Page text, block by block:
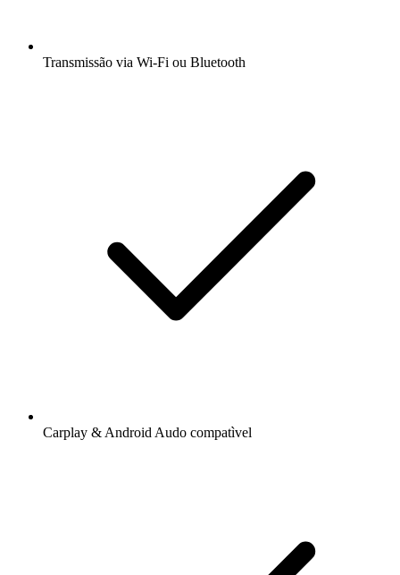
Transmissão via Wi-Fi ou Bluetooth
Carplay & Android Audo compatìvel